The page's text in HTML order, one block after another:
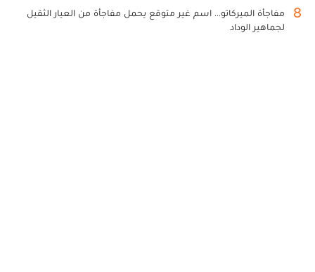
8
مفاجأة الميركاتو... اسم غير متوقع يحمل مفاجأة من العيار الثقيل
لجماهير الوداد